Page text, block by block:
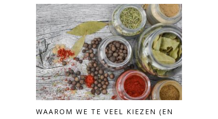
WAAROM WE TE VEEL KIEZEN (EN